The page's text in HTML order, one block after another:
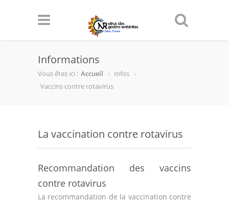
Informations
Vous êtes ici : Accueil
Infos
Vaccins contre rotavirus
La vaccination contre rotavirus
Recommandation des vaccins
contre rotavirus
La recommandation de la vaccination contre